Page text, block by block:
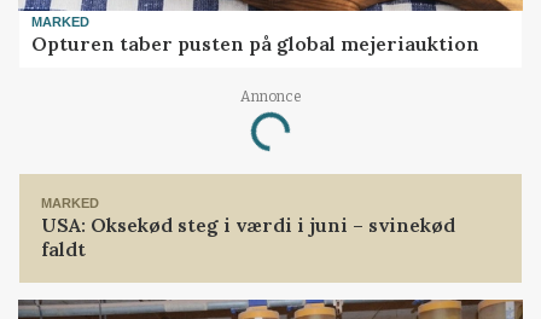
MARKED
Opturen taber pusten på global mejeriauktion
Annonce
Loading...
MARKED
USA: Oksekød steg i værdi i juni – svinekød
faldt